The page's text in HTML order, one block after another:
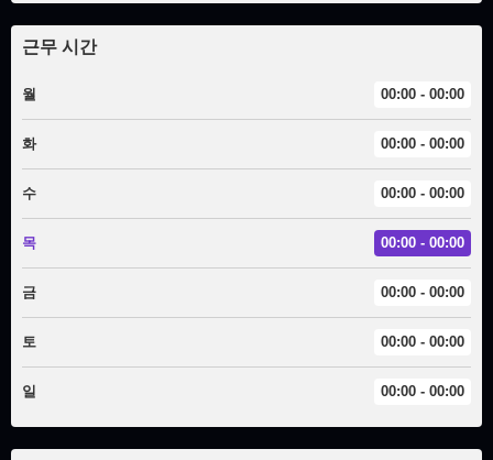
근무 시간
월 00:00 - 00:00
화 00:00 - 00:00
수 00:00 - 00:00
목 00:00 - 00:00
금 00:00 - 00:00
토 00:00 - 00:00
일 00:00 - 00:00